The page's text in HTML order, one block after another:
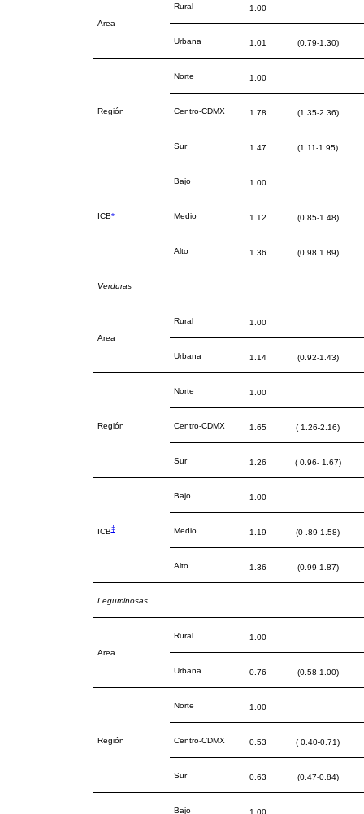
Area
Rural 1.00
Urbana 1.01 (0.79-1.30)
Región
Norte 1.00
Centro-CDMX 1.78 (1.35-2.36)
Sur 1.47 (1.11-1.95)
ICB*
Bajo 1.00
Medio 1.12 (0.85-1.48)
Alto 1.36 (0.98,1.89)
Verduras
Area
Rural 1.00
Urbana 1.14 (0.92-1.43)
Región
Norte 1.00
Centro-CDMX 1.65 ( 1.26-2.16)
Sur 1.26 ( 0.96- 1.67)
ICB‡
Bajo 1.00
Medio 1.19 (0 .89-1.58)
Alto 1.36 (0.99-1.87)
Leguminosas
Area
Rural 1.00
Urbana 0.76 (0.58-1.00)
Región
Norte 1.00
Centro-CDMX 0.53 ( 0.40-0.71)
Sur 0.63 (0.47-0.84)
Bajo 1.00